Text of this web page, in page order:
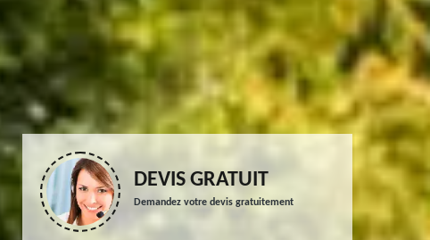
DEVIS GRATUIT
Demandez votre devis gratuitement